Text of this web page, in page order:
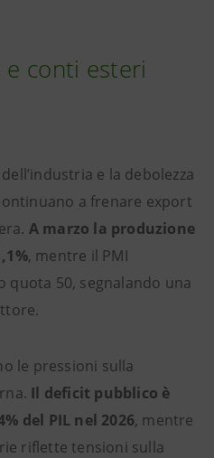
conti esteri
e la debolezza
a frenare export
A marzo la produzione
, mentre il PMI
50, segnalando una
le pressioni sulla
Il deficit pubblico è
del PIL nel 2026, mentre
riflette tensioni sulla